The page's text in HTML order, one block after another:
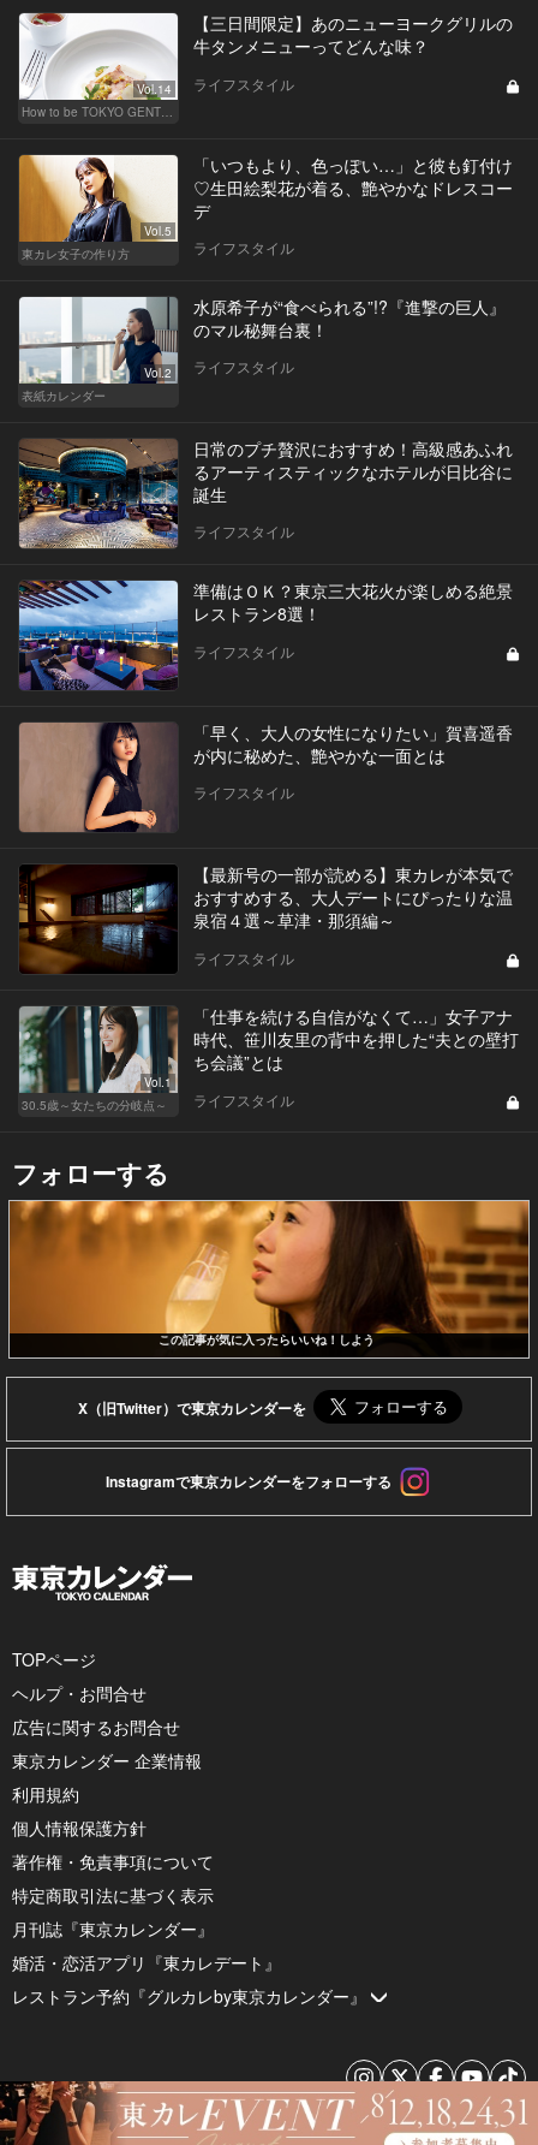
Vol.14
【三日間限定】あのニューヨークグリルの
牛タンメニューってどんな味？
ライフスタイル
Vol.5
東カレ女子の作り方
「いつもより、色っぽい…」と彼も釘付け
♡生田絵梨花が着る、艶やかなドレスコー
デ
ライフスタイル
Vol.2
表紙カレンダー
水原希子が“食べられる”!?『進撃の巨人』
のマル秘舞台裏！
ライフスタイル
日常のプチ贅沢におすすめ！高級感あふれ
るアーティスティックなホテルが日比谷に
誕生
ライフスタイル
準備はＯＫ？東京三大花火が楽しめる絶景
レストラン8選！
ライフスタイル
「早く、大人の女性になりたい」賀喜遥香
が内に秘めた、艶やかな一面とは
ライフスタイル
【最新号の一部が読める】東カレが本気で
おすすめする、大人デートにぴったりな温
泉宿４選～草津・那須編～
ライフスタイル
Vol.1
30.5歳～女たちの分岐点～
「仕事を続ける自信がなくて…」女子アナ
時代、笹川友里の背中を押した“夫との壁打
ち会議”とは
ライフスタイル
フォローする
この記事が気に入ったらいいね！しよう
X（旧Twitter）で東京カレンダーを
Instagramで東京カレンダーをフォローする
TOPページ
ヘルプ・お問合せ
広告に関するお問合せ
東京カレンダー 企業情報
利用規約
個人情報保護方針
著作権・免責事項について
特定商取引法に基づく表示
月刊誌『東京カレンダー』
婚活・恋活アプリ『東カレデート』
レストラン予約『グルカレby東京カレンダー』
© 2026 by Tokyo Calendar, Inc.